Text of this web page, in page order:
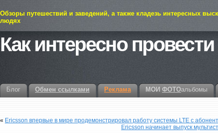
Обзоры путешествий и заведений, а также кладезь интересных
людях
Как интересно
Блог Обмен ссылками Реклама МОИ ФОТОальбомы
« Ericsson впервые в мире продемонстрировал работу системы LTE с
Ericsson начинает выпуск